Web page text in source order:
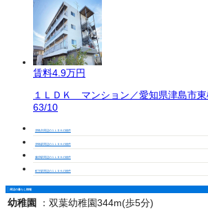
賃料4.9万円
１ＬＤＫ マンション／愛知県津島市
63/10
津島市周辺の１ＬＤＫの物件
津島駅周辺の１ＬＤＫの物件
藤浪駅周辺の１ＬＤＫの物件
町方駅周辺の１ＬＤＫの物件
周辺の暮らし情報
幼稚園 ： 双葉幼稚園344m(歩5分)